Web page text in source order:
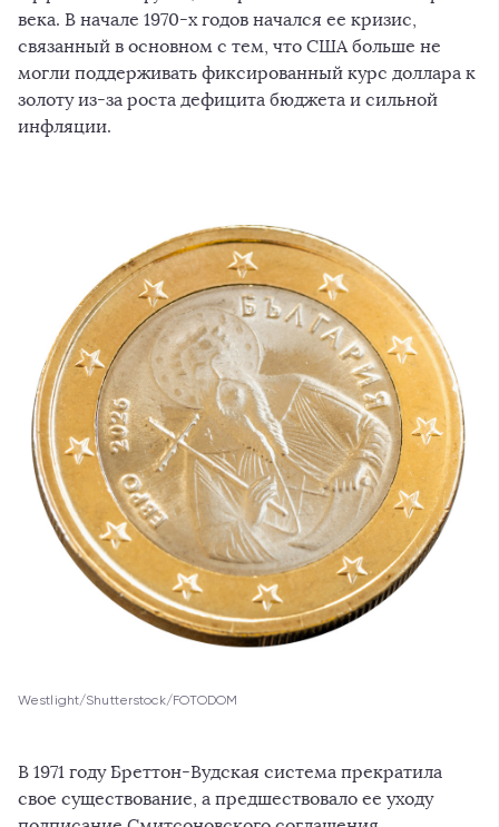
века. В начале 1970-х годов начался ее кризис,
связанный в основном с тем, что США больше не
могли поддерживать фиксированный курс доллара к
золоту из-за роста дефицита бюджета и сильной
инфляции.
Westlight/Shutterstock/FOTODOM
В 1971 году Бреттон-Вудская система прекратила
свое существование, а предшествовало ее уходу